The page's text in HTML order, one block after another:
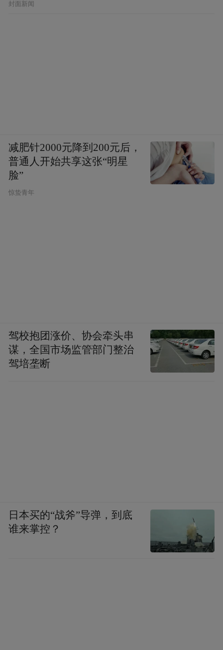
封面新闻
减肥针2000元降到200元后，
普通人开始共享这张“明星
脸”
惊蛰青年
驾校抱团涨价、协会牵头串
谋，全国市场监管部门整治
驾培垄断
日本买的“战斧”导弹，到底
谁来掌控？